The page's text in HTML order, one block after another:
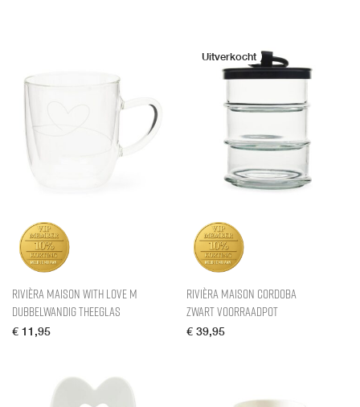
Rivièra Maison With Love M
Dubbelwandig Theeglas
€ 11,95
Rivièra Maison Cordoba
Zwart Voorraadpot
€ 39,95